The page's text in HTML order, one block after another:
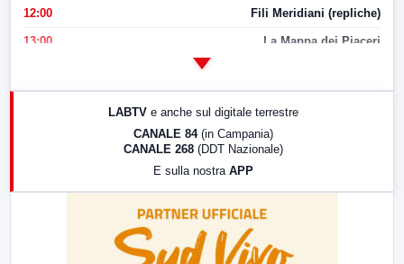
12:00 Fili Meridiani (repliche)
13:00 La Mappa dei Piaceri
17:00 LabNews (replica)
LABTV e anche sul digitale terrestre
CANALE 84 (in Campania)
CANALE 268 (DDT Nazionale)
E sulla nostra APP